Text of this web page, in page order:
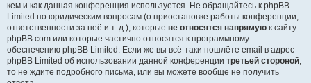
кем и как данная конференция используется. Не обращайтесь к phpBB
Limited по юридическим вопросам (о приостановке работы конференции,
ответственности за неё и т. д.), которые не относятся напрямую к сайту
phpBB.com или которые частично относятся к программному
обеспечению phpBB Limited. Если же вы всё-таки пошлёте email в адрес
phpBB Limited об использовании данной конференции третьей стороной,
то не ждите подробного письма, или вы можете вообще не получить